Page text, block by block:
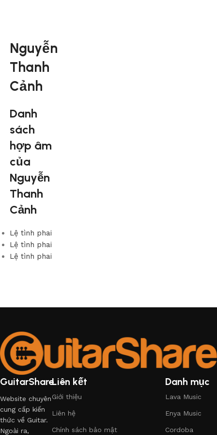
Nguyễn
Thanh
Cảnh
Danh
sách
hợp âm
của
Nguyễn
Thanh
Cảnh
Lệ tình phai
Lệ tình phai
Lệ tình phai
GuitarShare
Website chuyên
cung cấp kiến
thức về Guitar.
Ngoài ra,
Liên kết
Giới thiệu
Liên hệ
Chính sách bảo mật
Danh mục
Lava Music
Enya Music
Cordoba